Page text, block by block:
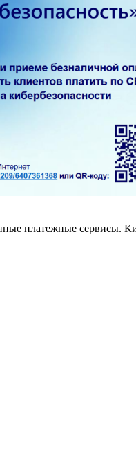
платежные сервисы.